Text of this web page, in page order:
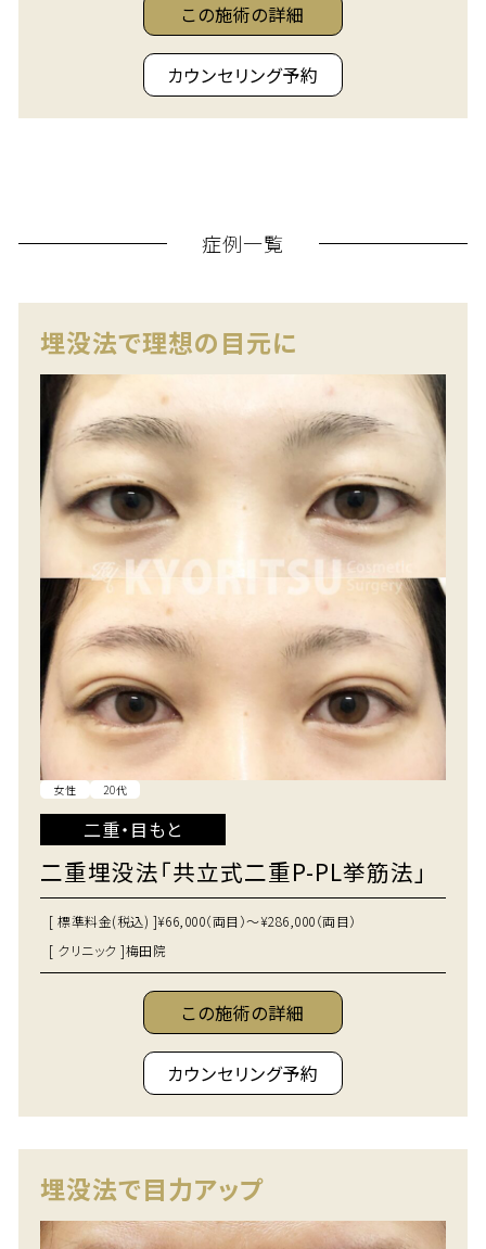
この施術の詳細
カウンセリング予約
症例一覧
埋没法で理想の目元に
女性 20代
二重・目もと
二重埋没法「共立式二重P-PL挙筋法」
[ 標準料金(税込) ]¥66,000（両目）～¥286,000（両目）
[ クリニック ]梅田院
この施術の詳細
カウンセリング予約
埋没法で目力アップ